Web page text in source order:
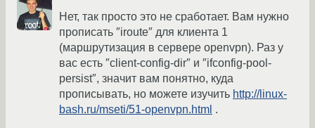
Нет, так просто это не сработает. Вам нужно
прописать ″iroute″ для клиента 1
(маршрутизация в сервере openvpn). Раз у
вас есть ″client-config-dir″ и ″ifconfig-pool-
persist″, значит вам понятно, куда
прописывать, но можете изучить http://linux-
bash.ru/mseti/51-openvpn.html .